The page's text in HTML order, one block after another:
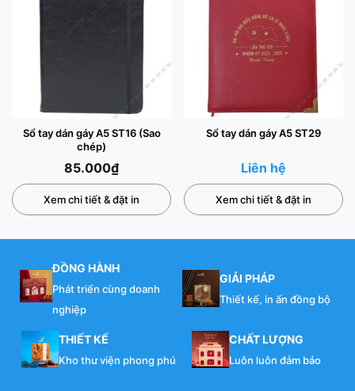
Sổ tay dán gáy A5 ST16 (Sao
chép)
85.000₫
Xem chi tiết & đặt in
Sổ tay dán gáy A5 ST29
Liên hệ
Xem chi tiết & đặt in
ĐỒNG HÀNH
Phát triển cùng doanh
nghiệp
GIẢI PHÁP
Thiết kế, in ấn đồng bộ
THIẾT KẾ
Kho thư viện phong phú
CHẤT LƯỢNG
Luôn luôn đảm bảo